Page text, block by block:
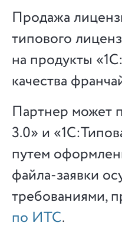
Продажа
типового
на продукты
качества
Партнер может
3.0» и
путем
файла-заявки
требованиями,
по ИТС.